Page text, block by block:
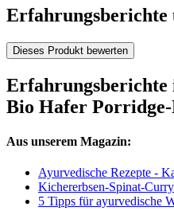
Erfahrungsberichte
Dieses Produkt bewerten
Erfahrungsberichte
Bio Hafer
Aus unserem Magazin:
Ayurvedische Rezepte -
Kichererbsen-Spinat-Curry
5 Tipps für ayurvedische